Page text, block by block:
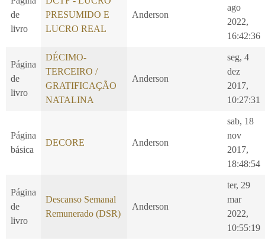
de
livro
PRESUMIDO E
LUCRO REAL
Anderson
ago
2022,
16:42:36
Página
de
livro
DÉCIMO-
TERCEIRO /
GRATIFICAÇÃO
NATALINA
Anderson
seg, 4
dez
2017,
10:27:31
Página
básica
DECORE Anderson
sab, 18
nov
2017,
18:48:54
Página
de
livro
Descanso Semanal
Remunerado (DSR)
Anderson
ter, 29
mar
2022,
10:55:19